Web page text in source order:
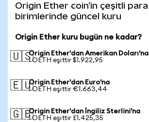
Origin Ether coin'in çeşitli para
birimlerinde güncel kuru
Origin Ether kuru bugün ne kadar?
🇺🇸Origin Ether'dan Amerikan Doları'na
1 OETH eşittir $1.922,95
🇪🇺Origin Ether'dan Euro'na
1 OETH eşittir €1.663,44
🇬🇧Origin Ether'dan İngiliz Sterlini'na
1 OETH eşittir £1.425,35